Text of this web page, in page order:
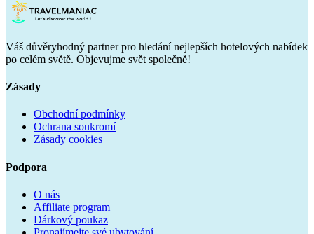
Váš důvěryhodný partner pro hledání nejlepších hotelových nabídek
po celém světě. Objevujme svět společně!
Zásady
Obchodní podmínky
Ochrana soukromí
Zásady cookies
Podpora
O nás
Affiliate program
Dárkový poukaz